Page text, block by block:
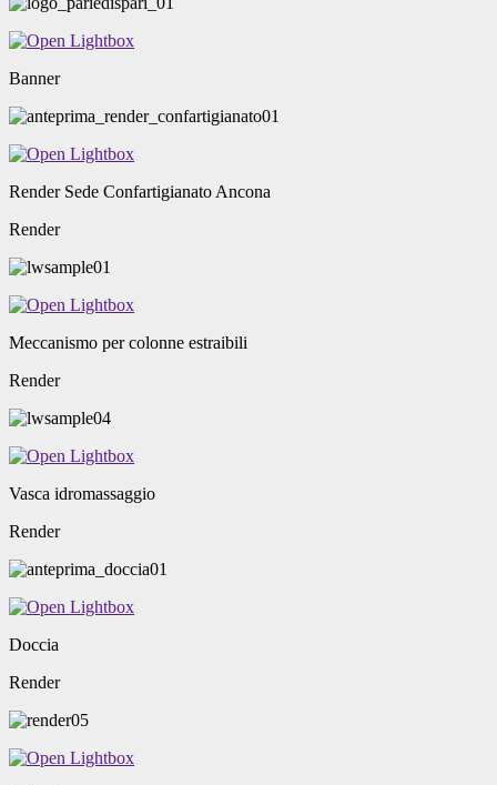
Banner
Render Sede Confartigianato Ancona
Render
Meccanismo per colonne estraibili
Render
Vasca idromassaggio
Render
Doccia
Render